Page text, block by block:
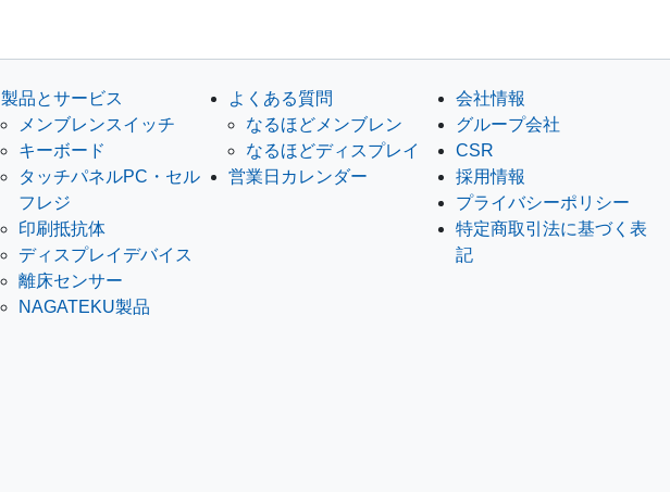
製品とサービス
メンブレンスイッチ
キーボード
タッチパネルPC・セル
フレジ
印刷抵抗体
ディスプレイデバイス
離床センサー
NAGATEKU製品
よくある質問
なるほどメンブレン
なるほどディスプレイ
営業日カレンダー
会社情報
グループ会社
CSR
採用情報
プライバシーポリシー
特定商取引法に基づく表
記